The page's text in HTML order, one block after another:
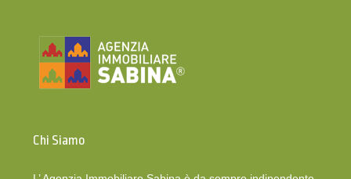
Chi Siamo